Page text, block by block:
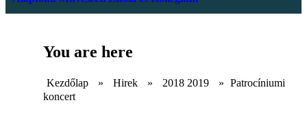
You are here
Kezdőlap » Hirek » 2018 2019 » Patrocíniumi
koncert